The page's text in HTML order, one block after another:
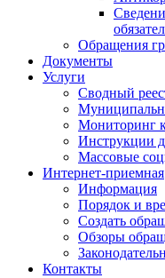
Обращения
Документы
Услуги
Сводный
Мониторинг
Инструкции
Массовые
Интернет-приемная
Информация
Порядок и
Создать
Обзоры
Контакты